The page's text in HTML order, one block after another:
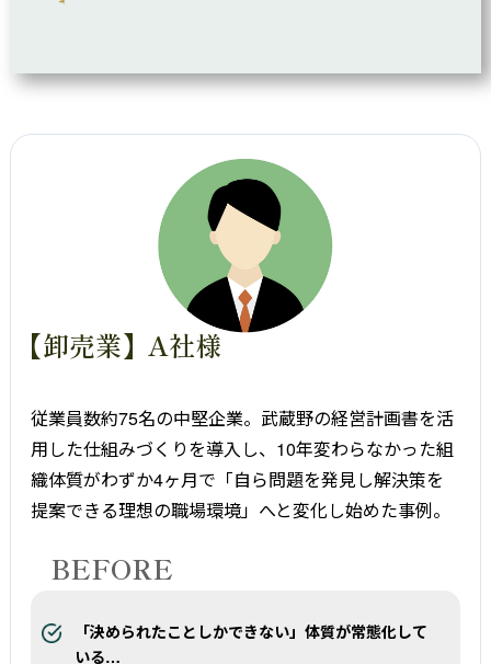
【卸売業】A社様
従業員数約75名の中堅企業。武蔵野の経営計画書を活
用した仕組みづくりを導入し、10年変わらなかった組
織体質がわずか4ヶ月で「自ら問題を発見し解決策を
提案できる理想の職場環境」へと変化し始めた事例。
BEFORE
「決められたことしかできない」体質が常態化して
いる…